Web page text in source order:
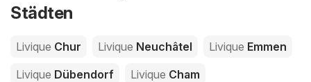
Städten
Livique Chur Livique Neuchâtel Livique Emmen
Livique Dübendorf Livique Cham